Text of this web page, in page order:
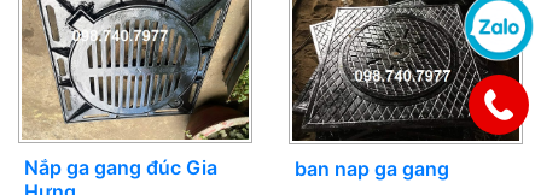
Nắp ga gang đúc Gia
ban nap ga gang